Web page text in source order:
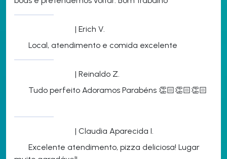
| Erich V.
Local, atendimento e comida excelente
| Reinaldo Z.
Tudo perfeito Adoramos Parabéns 👏🏻👏🏻👏🏻
| Claudia Aparecida I.
Excelente atendimento, pizza deliciosa! Lugar